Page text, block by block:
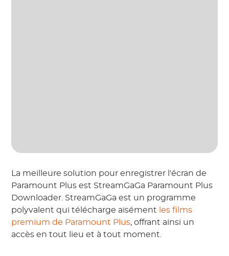
La meilleure solution pour enregistrer l'écran de
Paramount Plus est StreamGaGa Paramount Plus
Downloader. StreamGaGa est un programme
polyvalent qui télécharge aisément les films
premium de Paramount Plus, offrant ainsi un
accès en tout lieu et à tout moment.